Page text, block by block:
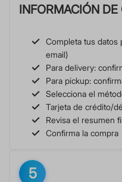
INFORMACIÓN DE
Completa tus datos
email)
Para delivery:
Para pickup:
Selecciona el
Tarjeta de crédito/
Revisa el resumen
Confirma la compra
5